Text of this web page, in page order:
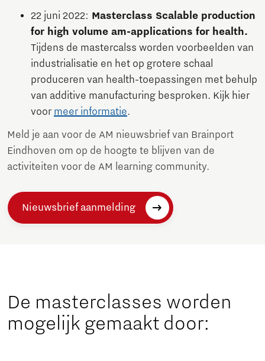
22 juni 2022: Masterclass Scalable production
for high volume am-applications for health.
Tijdens de mastercalss worden voorbeelden van
industrialisatie en het op grotere schaal
produceren van health-toepassingen met behulp
van additive manufacturing besproken. Kijk hier
voor meer informatie.
Meld je aan voor de AM nieuwsbrief van Brainport
Eindhoven om op de hoogte te blijven van de
activiteiten voor de AM learning community.
Nieuwsbrief aanmelding
De masterclasses worden
mogelijk gemaakt door: